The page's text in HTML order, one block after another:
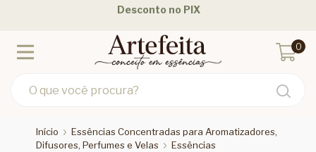
Desconto no PIX
0
Início
Essências Concentradas para Aromatizadores,
Difusores, Perfumes e Velas
Essências